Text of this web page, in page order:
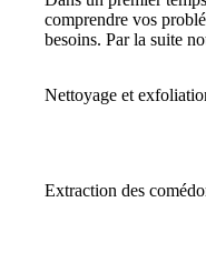
comprendre vos
besoins. Par la suite
Nettoyage et
Extraction des